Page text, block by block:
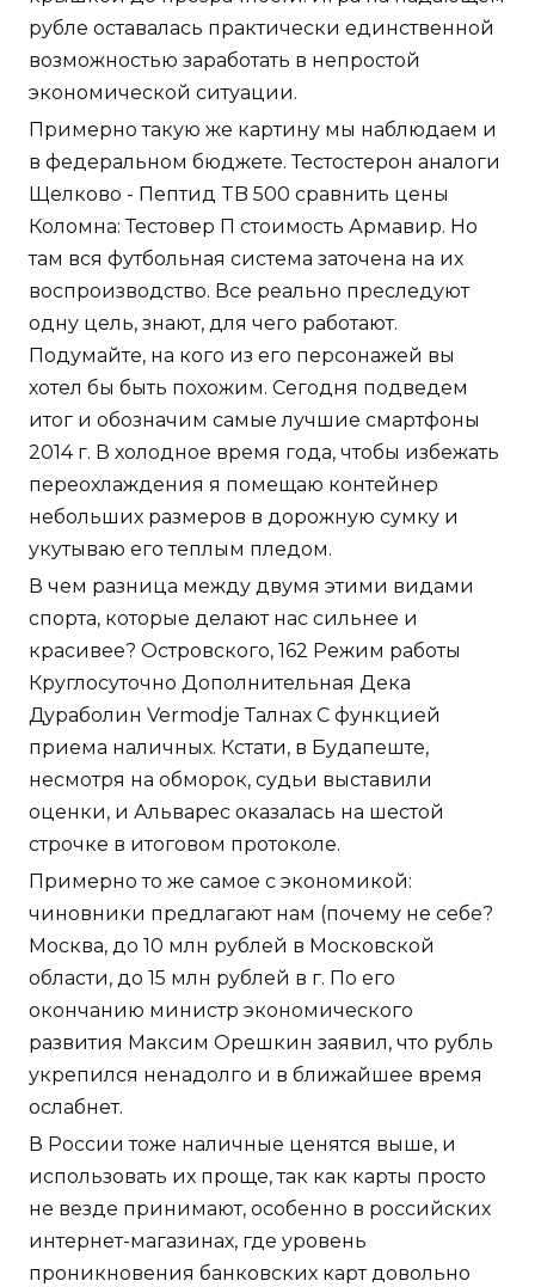
рубле оставалась практически единственной
возможностью заработать в непростой
экономической ситуации.
Примерно такую же картину мы наблюдаем и
в федеральном бюджете. Тестостерон аналоги
Щелково - Пептид TB 500 сравнить цены
Коломна: Тестовер П стоимость Армавир. Но
там вся футбольная система заточена на их
воспроизводство. Все реально преследуют
одну цель, знают, для чего работают.
Подумайте, на кого из его персонажей вы
хотел бы быть похожим. Сегодня подведем
итог и обозначим самые лучшие смартфоны
2014 г. В холодное время года, чтобы избежать
переохлаждения я помещаю контейнер
небольших размеров в дорожную сумку и
укутываю его теплым пледом.
В чем разница между двумя этими видами
спорта, которые делают нас сильнее и
красивее? Островского, 162 Режим работы
Круглосуточно Дополнительная Дека
Дураболин Vermodje Талнах С функцией
приема наличных. Кстати, в Будапеште,
несмотря на обморок, судьи выставили
оценки, и Альварес оказалась на шестой
строчке в итоговом протоколе.
Примерно то же самое с экономикой:
чиновники предлагают нам (почему не себе?
Москва, до 10 млн рублей в Московской
области, до 15 млн рублей в г. По его
окончанию министр экономического
развития Максим Орешкин заявил, что рубль
укрепился ненадолго и в ближайшее время
ослабнет.
В России тоже наличные ценятся выше, и
использовать их проще, так как карты просто
не везде принимают, особенно в российских
интернет-магазинах, где уровень
проникновения банковских карт довольно